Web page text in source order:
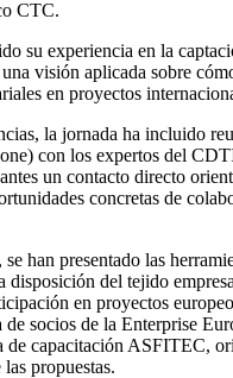
CTC.
su experiencia en la
visión aplicada sobre
en proyectos
la jornada ha incluido
con los expertos del
un contacto directo
concretas de
han presentado las
del tejido
en proyectos
de socios de la Enterprise
capacitación ASFITEC,
propuestas.